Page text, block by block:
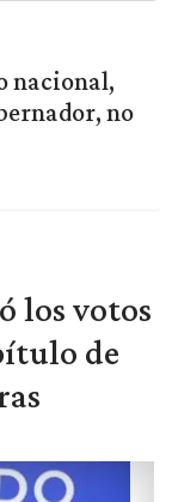
nacional,
no
los votos
de